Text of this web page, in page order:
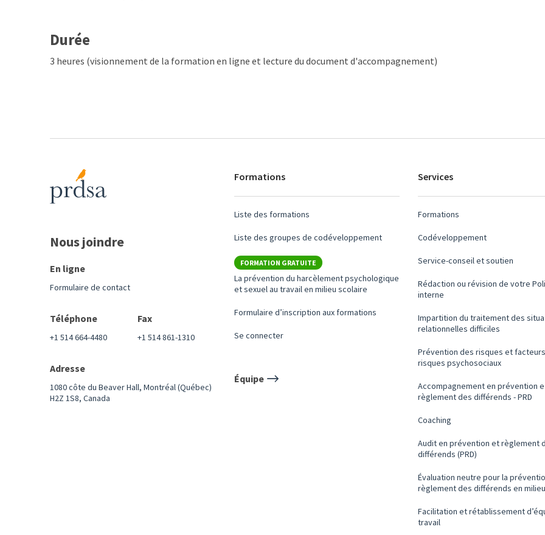
Durée
3 heures (visionnement de la formation en ligne et lecture du document d'accompagnement)
Nous joindre
En ligne
Formulaire de contact
Téléphone
+1 514 664-4480
Fax
+1 514 861-1310
Adresse
1080 côte du Beaver Hall, Montréal (Québec)
H2Z 1S8, Canada
Formations
Liste des formations
Liste des groupes de codéveloppement
FORMATION GRATUITE
La prévention du harcèlement psychologique
et sexuel au travail en milieu scolaire
Formulaire d’inscription aux formations
Se connecter
Équipe
Services
Formations
Codéveloppement
Service-conseil et soutien
Rédaction ou révision de votre
interne
Impartition du traitement des
relationnelles difficiles
Prévention des risques et
risques psychosociaux
Accompagnement en prévention
règlement des différends - PRD
Coaching
Audit en prévention et règlement
différends (PRD)
Évaluation neutre pour la
règlement des différends en
Facilitation et rétablissement
travail